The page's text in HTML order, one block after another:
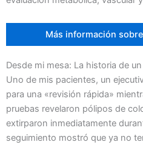
Más información
Desde mi mesa: La historia de
Uno de mis pacientes, un
para una «revisión rápida»
pruebas revelaron pólipos de
extirparon inmediatamente
seguimiento mostró que ya no